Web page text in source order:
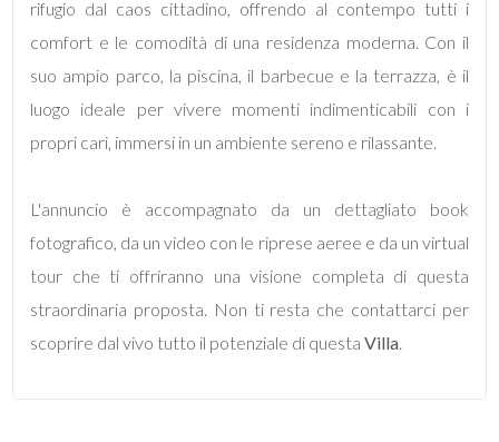
rifugio dal caos cittadino, offrendo al contempo tutti i
comfort e le comodità di una residenza moderna. Con il
suo ampio parco, la piscina, il barbecue e la terrazza, è il
luogo ideale per vivere momenti indimenticabili con i
propri cari, immersi in un ambiente sereno e rilassante.
L'annuncio è accompagnato da un dettagliato book
fotografico, da un video con le riprese aeree e da un virtual
tour che ti offriranno una visione completa di questa
straordinaria proposta. Non ti resta che contattarci per
scoprire dal vivo tutto il potenziale di questaVilla.
4
5
5+